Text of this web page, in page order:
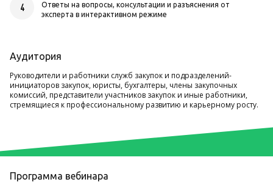
4
Ответы на вопросы, консультации и разъяснения от
эксперта в интерактивном режиме
Аудитория
Руководители и работники служб закупок и подразделений-
инициаторов закупок, юристы, бухгалтеры, члены закупочных
комиссий, представители участников закупок и иные работники,
стремящиеся к профессиональному развитию и карьерному росту.
Программа вебинара